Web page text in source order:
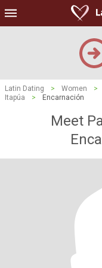
Latin Dating > Women >
Itapúa
> Encarnación
Meet